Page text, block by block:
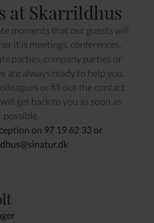
at Skarrildhus
moments that our guests will
it is meetings, conferences,
parties, company parties or
are always ready to help you.
or fill out the contact
get back to you as soon as
possible.
on 97 19 62 33 or